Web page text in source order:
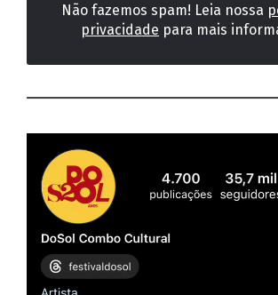
Não fazemos spam! Leia nossa
privacidade para mais